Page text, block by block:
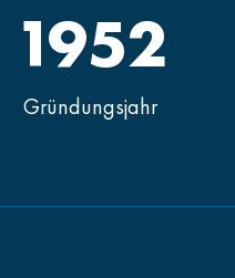
Gründungsjahr
1952